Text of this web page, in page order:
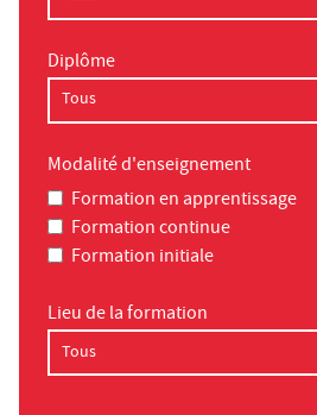
Diplôme
Modalité d'enseignement
Formation en apprentissage
Formation continue
Formation initiale
Lieu de la formation